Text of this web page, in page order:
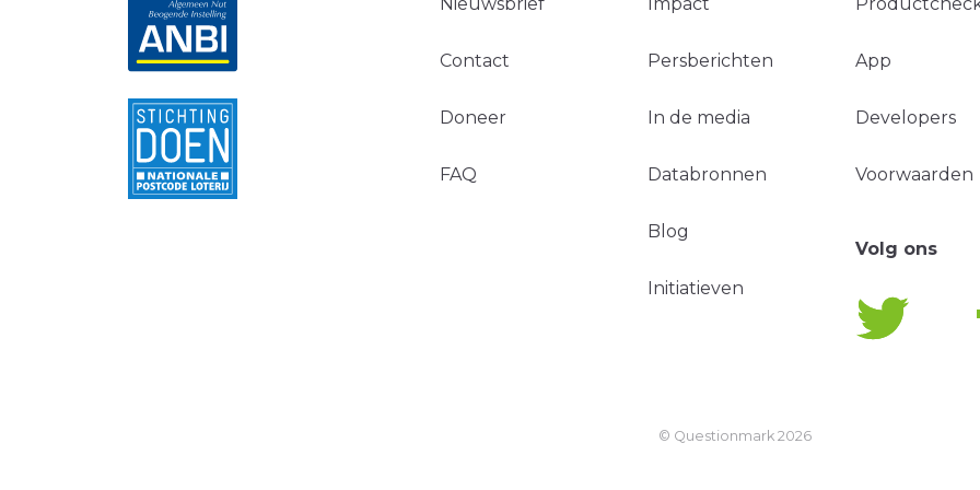
Contact
Doneer
FAQ
Persberichten
In de media
Databronnen
Blog
Initiatieven
App
Developers
Voorwaarden
Volg ons
© Questionmark 2026